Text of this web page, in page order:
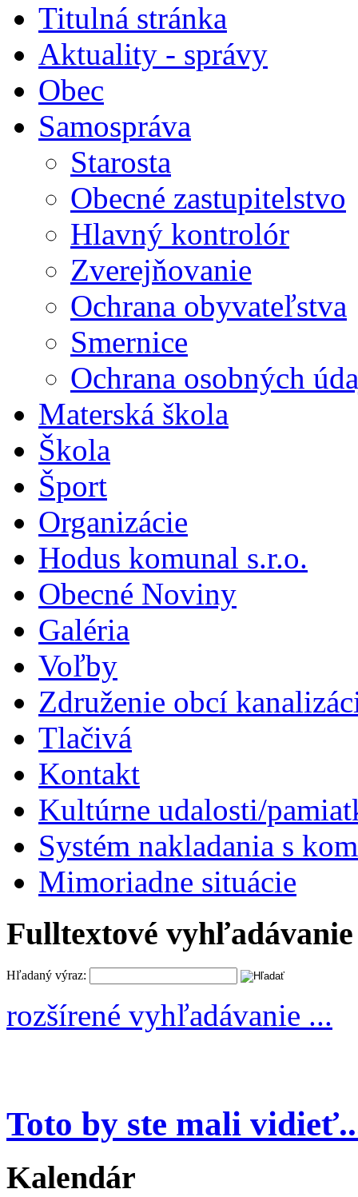
Titulná stránka
Aktuality - správy
Obec
Samospráva
Starosta
Obecné zastupitelstvo
Hlavný kontrolór
Zverejňovanie
Ochrana obyvateľstva
Smernice
Ochrana osobných
Materská škola
Škola
Šport
Organizácie
Hodus komunal s.r.o.
Obecné Noviny
Galéria
Voľby
Združenie obcí
Tlačivá
Kontakt
Kultúrne udalosti/
Systém nakladania s
Mimoriadne situácie
Fulltextové vyhľadávanie
Hľadaný výraz:
rozšírené vyhľadávanie ...
Toto by ste mali
Kalendár